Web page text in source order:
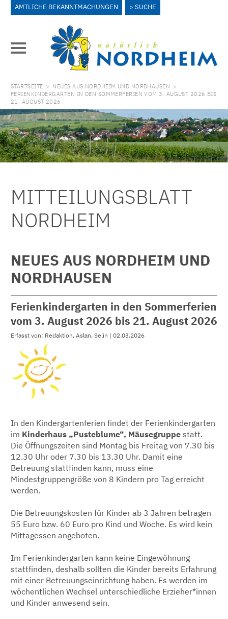
AMTLICHE BEKANNTMACHUNGEN SUCHE
STARTSEITE > NEUES AUS NORDHEIM UND NORDHAUSEN >
FERIENKINDERGARTEN IN DEN SOMMERFERIEN VOM 3. AUGUST 2026 BIS
21. AUGUST 2026
MITTEILUNGSBLATT
NORDHEIM
NEUES AUS NORDHEIM UND
NORDHAUSEN
Ferienkindergarten in den Sommerferien
vom 3. August 2026 bis 21. August 2026
Erfasst von: Redaktion, Aslan, Selin | 02.03.2026
In den Kindergartenferien findet der Ferienkindergarten
im Kinderhaus „Pusteblume“, Mäusegruppe statt.
Die Öffnungszeiten sind Montag bis Freitag von 7.30 bis
12.30 Uhr oder 7.30 bis 13.30 Uhr. Damit eine
Betreuung stattfinden kann, muss eine
Mindestgruppengröße von 8 Kindern pro Tag erreicht
werden.
Die Betreuungskosten für Kinder ab 3 Jahren betragen
55 Euro bzw. 60 Euro pro Kind und Woche. Es wird kein
Mittagessen angeboten.
Im Ferienkindergarten kann keine Eingewöhnung
stattfinden, deshalb sollten die Kinder bereits Erfahrung
mit einer Betreuungseinrichtung haben. Es werden im
wöchentlichen Wechsel unterschiedliche Erzieher*innen
und Kinder anwesend sein.